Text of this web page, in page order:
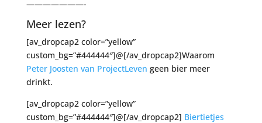
———————-
Meer lezen?
[av_dropcap2 color=”yellow”
custom_bg=”#444444″]@[/av_dropcap2]Waarom
Peter Joosten van ProjectLeven geen bier meer
drinkt.
[av_dropcap2 color=”yellow”
custom_bg=”#444444″]@[/av_dropcap2] Biertietjes